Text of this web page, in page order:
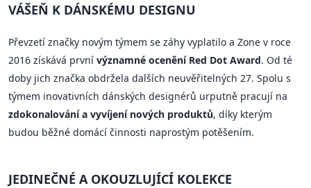
VÁŠEŇ K DÁNSKÉMU DESIGNU
Převzetí značky novým týmem se záhy vyplatilo a Zone v roce
2016 získává první významné ocenění Red Dot Award. Od té
doby jich značka obdržela dalších neuvěřitelných 27. Spolu s
týmem inovativních dánských designérů urputně pracují na
zdokonalování a vyvíjení nových produktů, díky kterým
budou běžné domácí činnosti naprostým potěšením.
JEDINEČNÉ A OKOUZLUJÍCÍ KOLEKCE